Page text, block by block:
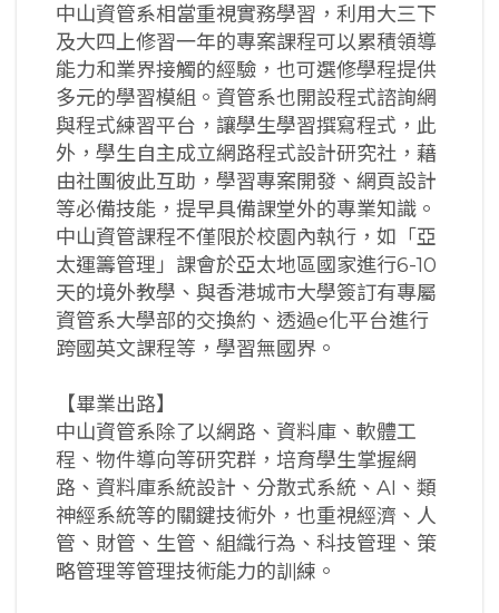
中山資管系相當重視實務學習，利用大三下
及大四上修習一年的專案課程可以累積領導
能力和業界接觸的經驗，也可選修學程提供
多元的學習模組。資管系也開設程式諮詢網
與程式練習平台，讓學生學習撰寫程式，此
外，學生自主成立網路程式設計研究社，藉
由社團彼此互助，學習專案開發、網頁設計
等必備技能，提早具備課堂外的專業知識。
中山資管課程不僅限於校園內執行，如「亞
太運籌管理」課會於亞太地區國家進行6-10
天的境外教學、與香港城市大學簽訂有專屬
資管系大學部的交換約、透過e化平台進行
跨國英文課程等，學習無國界。
【畢業出路】
中山資管系除了以網路、資料庫、軟體工
程、物件導向等研究群，培育學生掌握網
路、資料庫系統設計、分散式系統、AI、類
神經系統等的關鍵技術外，也重視經濟、人
管、財管、生管、組織行為、科技管理、策
略管理等管理技術能力的訓練。